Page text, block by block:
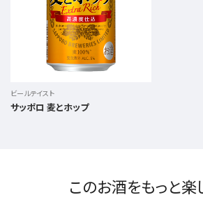
ビールテイスト
サッポロ 麦とホップ
このお酒をもっと楽